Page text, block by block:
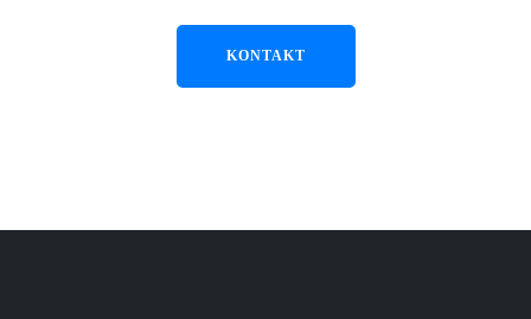
KONTAKT